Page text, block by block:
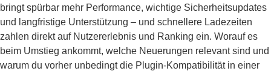
bringt spürbar mehr Performance, wichtige Sicherheitsupdates
und langfristige Unterstützung – und schnellere Ladezeiten
zahlen direkt auf Nutzererlebnis und Ranking ein. Worauf es
beim Umstieg ankommt, welche Neuerungen relevant sind und
warum du vorher unbedingt die Plugin-Kompatibilität in einer